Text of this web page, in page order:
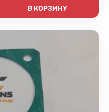
В КОРЗИНУ